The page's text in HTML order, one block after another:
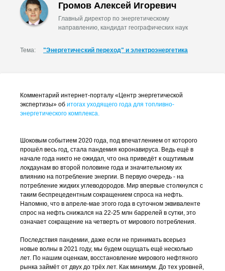
Громов Алексей Игоревич
Главный директор по энергетическому
направлению, кандидат географических наук
Тема: "Энергетический переход" и электроэнергетика
Комментарий интернет-порталу «Центр энергетической
экспертизы» об итогах уходящего года для топливно-
энергетического комплекса.
Шоковым событием 2020 года, под впечатлением от которого
прошёл весь год, стала пандемия коронавируса. Ведь ещё в
начале года никто не ожидал, что она приведёт к ощутимым
локдаунам во второй половине года и значительному их
влиянию на потребление энергии. В первую очередь - на
потребление жидких углеводородов. Мир впервые столкнулся с
таким беспрецедентным сокращением спроса на нефть.
Напомню, что в апреле-мае этого года в суточном эквиваленте
спрос на нефть снижался на 22-25 млн баррелей в сутки, это
означает сокращение на четверть от мирового потребления.
Последствия пандемии, даже если не принимать всерьез
новые волны в 2021 году, мы будем ощущать ещё несколько
лет. По нашим оценкам, восстановление мирового нефтяного
рынка займёт от двух до трёх лет. Как минимум. До тех уровней,